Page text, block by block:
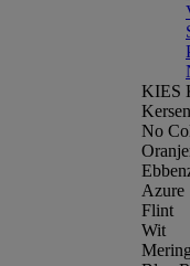
KIES
No
Azure
Flint
Wit